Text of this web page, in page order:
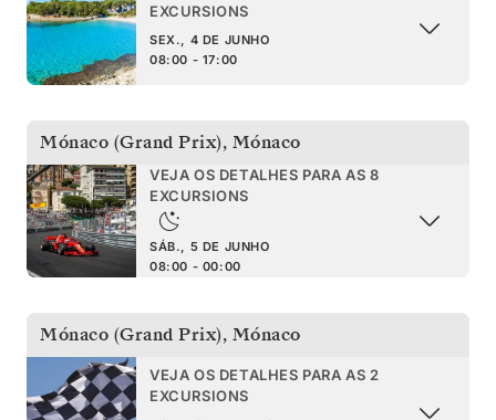
EXCURSIONS
SEX., 4 DE JUNHO
08:00 - 17:00
Mónaco (Grand Prix), Mónaco
VEJA OS DETALHES PARA AS 8
EXCURSIONS
SÁB., 5 DE JUNHO
08:00 - 00:00
Mónaco (Grand Prix), Mónaco
VEJA OS DETALHES PARA AS 2
EXCURSIONS